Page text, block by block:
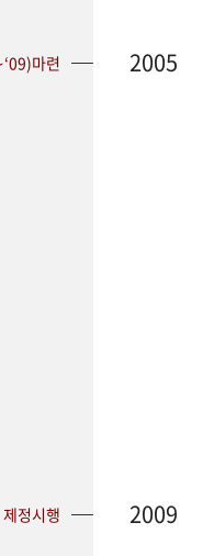
마련 2005
정시행 2009